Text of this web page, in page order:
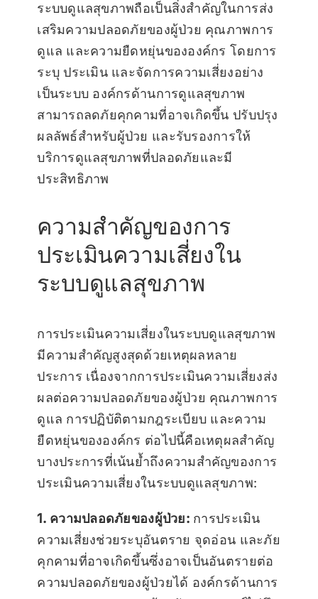
ระบบดูแลสุขภาพถือเป็นสิ่งสำคัญในการส่ง
เสริมความปลอดภัยของผู้ป่วย คุณภาพการ
ดูแล และความยืดหยุ่นขององค์กร โดยการ
ระบุ ประเมิน และจัดการความเสี่ยงอย่าง
เป็นระบบ องค์กรด้านการดูแลสุขภาพ
สามารถลดภัยคุกคามที่อาจเกิดขึ้น ปรับปรุง
ผลลัพธ์สำหรับผู้ป่วย และรับรองการให้
บริการดูแลสุขภาพที่ปลอดภัยและมี
ประสิทธิภาพ
ความสำคัญของการ
ประเมินความเสี่ยงใน
ระบบดูแลสุขภาพ
การประเมินความเสี่ยงในระบบดูแลสุขภาพ
มีความสำคัญสูงสุดด้วยเหตุผลหลาย
ประการ เนื่องจากการประเมินความเสี่ยงส่ง
ผลต่อความปลอดภัยของผู้ป่วย คุณภาพการ
ดูแล การปฏิบัติตามกฎระเบียบ และความ
ยืดหยุ่นขององค์กร ต่อไปนี้คือเหตุผลสำคัญ
บางประการที่เน้นย้ำถึงความสำคัญของการ
ประเมินความเสี่ยงในระบบดูแลสุขภาพ:
1. ความปลอดภัยของผู้ป่วย:การประเมิน
ความเสี่ยงช่วยระบุอันตราย จุดอ่อน และภัย
คุกคามที่อาจเกิดขึ้นซึ่งอาจเป็นอันตรายต่อ
ความปลอดภัยของผู้ป่วยได้ องค์กรด้านการ